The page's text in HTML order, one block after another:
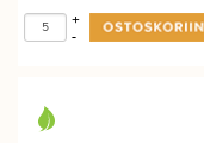
-
+